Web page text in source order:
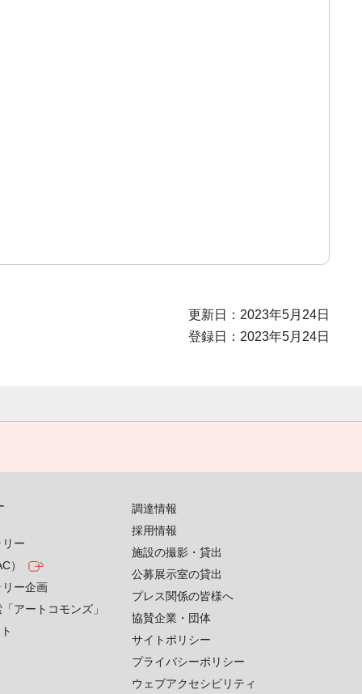
更新日：2023年5月24日
登録日：2023年5月24日
ー
）
ー企画
アートコモンズ」
調達情報
採用情報
施設の撮影・貸出
公募展示室の貸出
プレス関係の皆様へ
協賛企業・団体
サイトポリシー
プライバシーポリシー
ウェブアクセシビリティ